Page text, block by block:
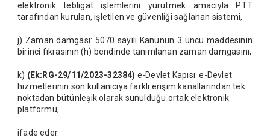
elektronik tebligat işlemlerini yürütmek amacıyla PTT
tarafından kurulan, işletilen ve güvenliği sağlanan sistemi,
j) Zaman damgası: 5070 sayılı Kanunun 3 üncü maddesinin
birinci fıkrasının (h) bendinde tanımlanan zaman damgasını,
k) (Ek:RG-29/11/2023-32384) e-Devlet Kapısı: e-Devlet
hizmetlerinin son kullanıcıya farklı erişim kanallarından tek
noktadan bütünleşik olarak sunulduğu ortak elektronik
platformu,
ifade eder.